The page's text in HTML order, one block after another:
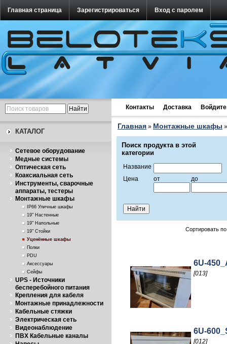
Главная страница Зарегистрироваться Вход с паролем
КАТАЛОГ
Cетевое оборудование
Медные системы
Оптическая сеть
Коаксиальная сеть
Инструменты, сварочные
аппараты, тестеры
Монтажные шкафы
IP66 Уличные шкафы
19" Настенные
19" Напольные
19" Стойки
Уценённые шкафы
Полки
PDU
Аксессуары
Сейфы
UPS - Источники
бесперебойного питания
Крепления для кабеля
Монтажные принадлежности
Кабельные стяжки
Электрическая сеть
Видеонаблюдение
ПВХ Кабельные каналы
Контакты Доставка
Главная » Монтажные шкафы
Поиск продукта в этой
категории
Название
Цена
от до
Сортировать
6U-
[013]
6U-
[012]